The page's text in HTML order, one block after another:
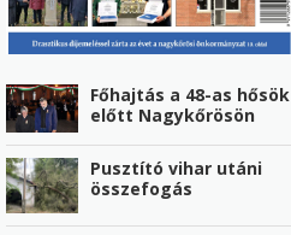
Főhajtás a 48-as hősök
előtt Nagykőrösön
Pusztító vihar utáni
összefogás